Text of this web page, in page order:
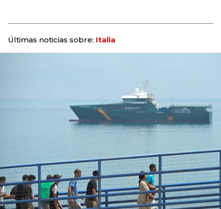
Últimas noticias sobre: Italia